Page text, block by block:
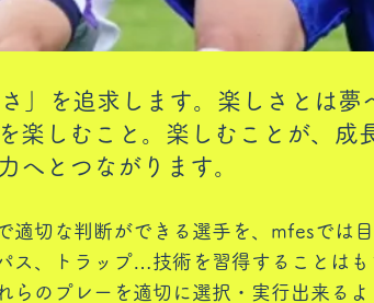
」を追求します。楽しさとは夢
楽しむこと。楽しむことが、成
へとつながります。
適切な判断ができる選手を、mfesでは目
ス、トラップ…技術を習得することはも
らのプレーを適切に選択・実行出来るよ